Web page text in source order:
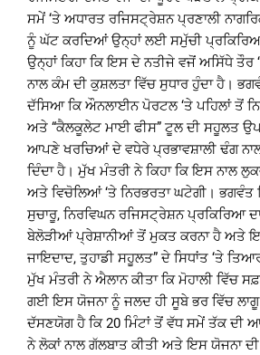
ਸਮੇਂ ‘ਤੇ ਅਧਾਰਤ ਰਜਿਸਟ੍ਰੇਸ਼ਨ ਪ੍ਰਣਾਲੀ
ਨੂੰ ਘੱਟ ਕਰਦਿਆਂ ਉਨ੍ਹਾਂ ਲਈ ਸਮੁੱਚੀ ਪ੍ਰਕਿਰਿਆ
ਉਨ੍ਹਾਂ ਕਿਹਾ ਕਿ ਇਸ ਦੇ ਨਤੀਜੇ ਵਜੋਂ ਅਸਿੱਧੇ ਤੌਰ
ਨਾਲ ਕੰਮ ਦੀ ਕੁਸ਼ਲਤਾ ਵਿੱਚ ਸੁਧਾਰ ਹੁੰਦਾ ਹੈ।
ਦੱਸਿਆ ਕਿ ਔਨਲਾਈਨ ਪੋਰਟਲ ‘ਤੇ ਪਹਿਲਾਂ ਤੋਂ
ਅਤੇ “ਕੈਲਕੂਲੇਟ ਮਾਈ ਫੀਸ” ਟੂਲ ਦੀ ਸਹੂਲਤ
ਆਪਣੇ ਖਰਚਿਆਂ ਦੇ ਵਧੇਰੇ ਪ੍ਰਭਾਵਸ਼ਾਲੀ ਢੰਗ
ਦਿੰਦਾ ਹੈ। ਮੁੱਖ ਮੰਤਰੀ ਨੇ ਕਿਹਾ ਕਿ ਇਸ ਨਾਲ
ਅਤੇ ਵਿਚੋਲਿਆਂ ‘ਤੇ ਨਿਰਭਰਤਾ ਘਟੇਗੀ। ਭਗਵੰਤ
ਸੁਚਾਰੂ, ਨਿਰਵਿਘਨ ਰਜਿਸਟ੍ਰੇਸ਼ਨ ਪ੍ਰਕਿਰਿਆ
ਬੇਲੋੜੀਆਂ ਪ੍ਰੇਸ਼ਾਨੀਆਂ ਤੋਂ ਮੁਕਤ ਕਰਨਾ ਹੈ ਅਤੇ
ਜਾਇਦਾਦ, ਤੁਹਾਡੀ ਸਹੂਲਤ” ਦੇ ਸਿਧਾਂਤ ‘ਤੇ
ਮੁੱਖ ਮੰਤਰੀ ਨੇ ਐਲਾਨ ਕੀਤਾ ਕਿ ਮੋਹਾਲੀ ਵਿੱਚ
ਗਈ ਇਸ ਯੋਜਨਾ ਨੂੰ ਜਲਦ ਹੀ ਸੂਬੇ ਭਰ ਵਿੱਚ ਲਾਗੂ
ਦੱਸਣਯੋਗ ਹੈ ਕਿ 20 ਮਿੰਟਾਂ ਤੋਂ ਵੱਧ ਸਮੇਂ ਤੱਕ ਦੀ
ਨੇ ਲੋਕਾਂ ਨਾਲ ਗੱਲਬਾਤ ਕੀਤੀ ਅਤੇ ਇਸ ਯੋਜਨਾ